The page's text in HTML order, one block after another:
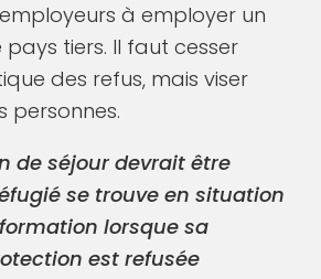
à employer un
tiers. Il faut cesser
des refus, mais viser
personnes.
de séjour devrait être
se trouve en situation
lorsque sa
est refusée